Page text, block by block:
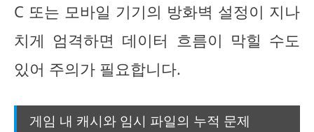
C 또는 모바일 기기의 방화벽 설정이 지나
치게 엄격하면 데이터 흐름이 막힐 수도
있어 주의가 필요합니다.
게임 내 캐시와 임시 파일의 누적 문제